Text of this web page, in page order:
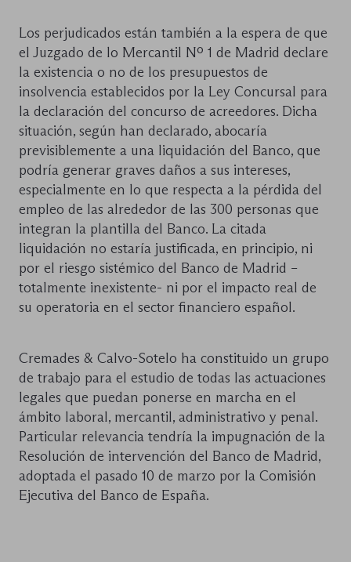
Los perjudicados están también a la espera de que
el Juzgado de lo Mercantil Nº 1 de Madrid declare
la existencia o no de los presupuestos de
insolvencia establecidos por la Ley Concursal para
la declaración del concurso de acreedores. Dicha
situación, según han declarado, abocaría
previsiblemente a una liquidación del Banco, que
podría generar graves daños a sus intereses,
especialmente en lo que respecta a la pérdida del
empleo de las alrededor de las 300 personas que
integran la plantilla del Banco. La citada
liquidación no estaría justificada, en principio, ni
por el riesgo sistémico del Banco de Madrid –
totalmente inexistente- ni por el impacto real de
su operatoria en el sector financiero español.
Cremades & Calvo-Sotelo ha constituido un grupo
de trabajo para el estudio de todas las actuaciones
legales que puedan ponerse en marcha en el
ámbito laboral, mercantil, administrativo y penal.
Particular relevancia tendría la impugnación de la
Resolución de intervención del Banco de Madrid,
adoptada el pasado 10 de marzo por la Comisión
Ejecutiva del Banco de España.